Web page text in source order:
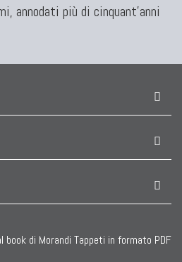
annodati più di cinquant'anni